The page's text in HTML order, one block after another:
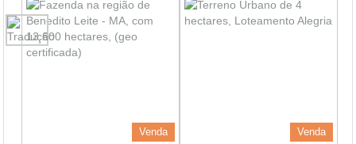
Venda
Venda